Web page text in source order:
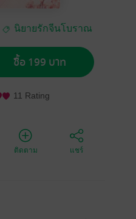
นิยายรักจีนโบราณ
ซื้อ 199 บาท
11 Rating
ติดตาม แชร์